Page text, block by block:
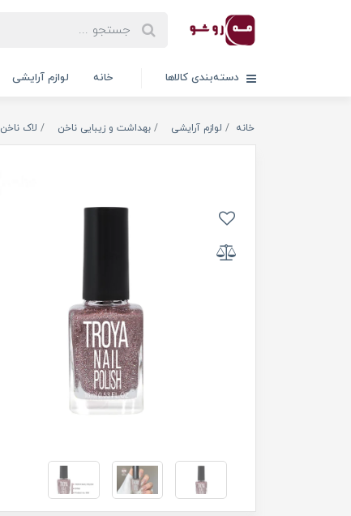
دسته‌بندی کالاها خانه لوازم آرایشی
خانه لوازم آرایشی بهداشت و زیبایی ناخن لاک ناخن